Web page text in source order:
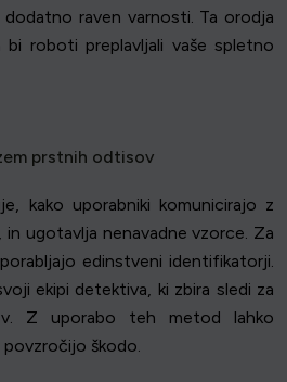
raven varnosti. Ta orodja
bi roboti preplavljali vaše spletno
prstnih odtisov
kako uporabniki komunicirajo z
ugotavlja nenavadne vzorce. Za
edinstveni identifikatorji.
ekipi detektiva, ki zbira sledi za
Z uporabo teh metod lahko
škodo.